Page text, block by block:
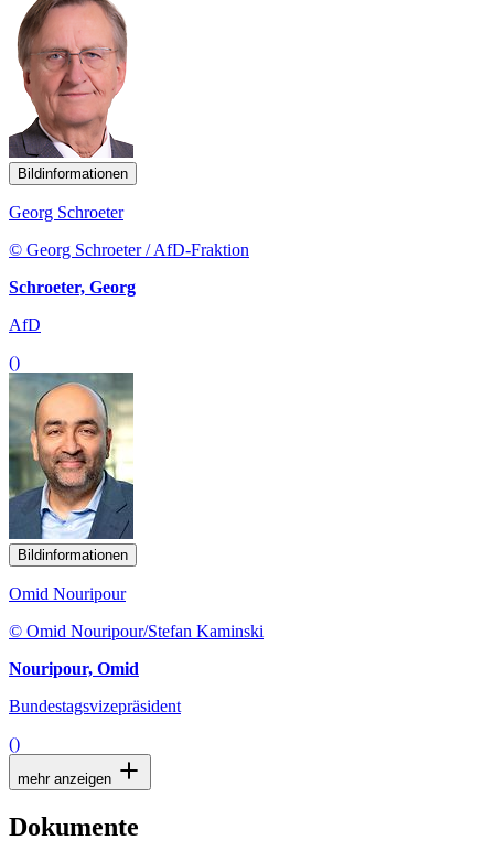
Bildinformationen
Georg Schroeter
© Georg Schroeter / AfD-Fraktion
Schroeter, Georg
AfD
()
Bildinformationen
Omid Nouripour
© Omid Nouripour/Stefan Kaminski
Nouripour, Omid
Bundestagsvizepräsident
()
mehr anzeigen
Dokumente